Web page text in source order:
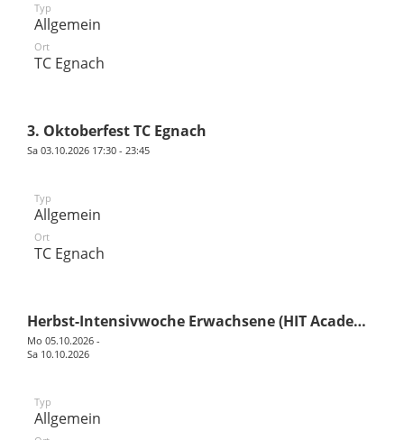
Typ
Allgemein
Ort
TC Egnach
3. Oktoberfest TC Egnach
Sa 03.10.2026 17:30 - 23:45
Typ
Allgemein
Ort
TC Egnach
Herbst-Intensivwoche Erwachsene (HIT Academy)
Mo 05.10.2026 -
Sa 10.10.2026
Typ
Allgemein